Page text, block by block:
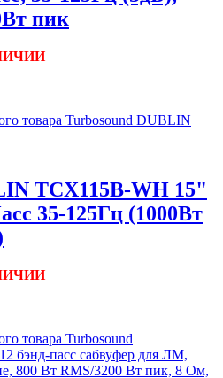
пик
TCX115B-WH 15"
35-125Гц (1000Вт